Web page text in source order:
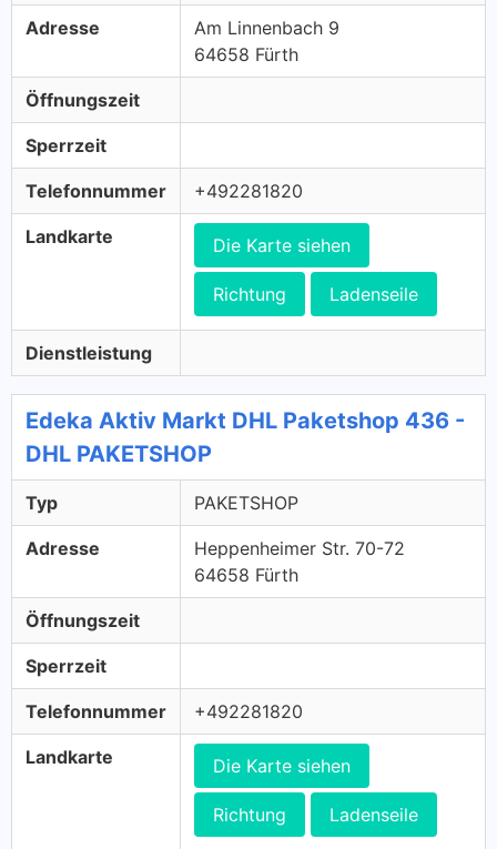
Adresse
Am Linnenbach 9
64658 Fürth
Öffnungszeit
Sperrzeit
Telefonnummer +492281820
Landkarte Die Karte siehen
Richtung Ladenseile
Dienstleistung
Edeka Aktiv Markt DHL Paketshop 436 -
DHL PAKETSHOP
Typ PAKETSHOP
Adresse
Heppenheimer Str. 70-72
64658 Fürth
Öffnungszeit
Sperrzeit
Telefonnummer +492281820
Landkarte Die Karte siehen
Richtung Ladenseile